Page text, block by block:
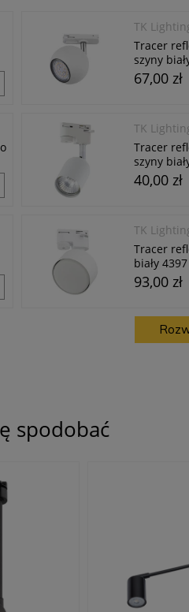
TK
Tracer
szyny
67,00 zł
TK
Tracer
szyny
40,00 zł
TK
Tracer
biały 4397
93,00 zł
spodobać